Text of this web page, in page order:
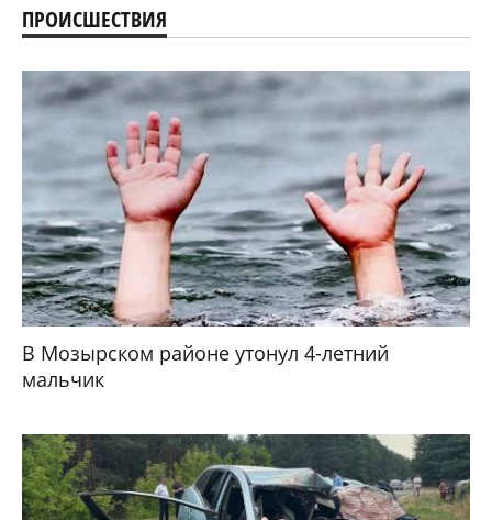
ПРОИСШЕСТВИЯ
В Мозырском районе утонул 4-летний
мальчик